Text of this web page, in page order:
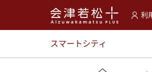
利
選択
スマートシティ